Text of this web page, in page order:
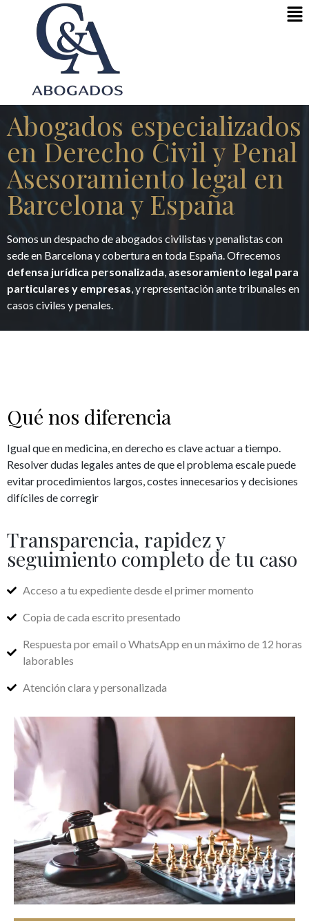
Abogados especializados
en Derecho Civil y Penal
Asesoramiento legal en
Barcelona y España
Somos un despacho de abogados civilistas y penalistas con
sede en Barcelona y cobertura en toda España. Ofrecemos
defensa jurídica personalizada, asesoramiento legal para
particulares y empresas, y representación ante tribunales en
casos civiles y penales.
Qué nos diferencia
Igual que en medicina, en derecho es clave actuar a tiempo.
Resolver dudas legales antes de que el problema escale puede
evitar procedimientos largos, costes innecesarios y decisiones
difíciles de corregir
Transparencia, rapidez y
seguimiento completo de tu caso
Acceso a tu expediente desde el primer momento
Copia de cada escrito presentado
Respuesta por email o WhatsApp en un máximo de 12 horas
laborables
Atención clara y personalizada